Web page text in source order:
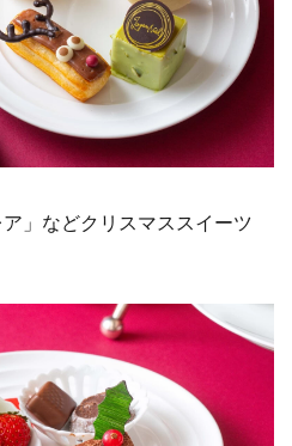
」などクリスマススイーツ